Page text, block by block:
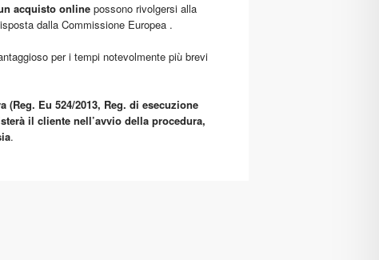
acquisto online possono rivolgersi alla
dalla Commissione Europea .
per i tempi notevolmente più brevi
Eu 524/2013, Reg. di esecuzione
il cliente nell’avvio della procedura,
.